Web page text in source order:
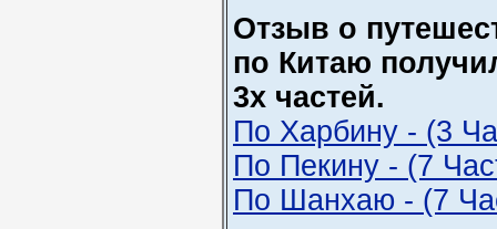
Отзыв о
по Китаю
3х частей.
По Харбину - (3
По Пекину - (7
По Шанхаю - (7